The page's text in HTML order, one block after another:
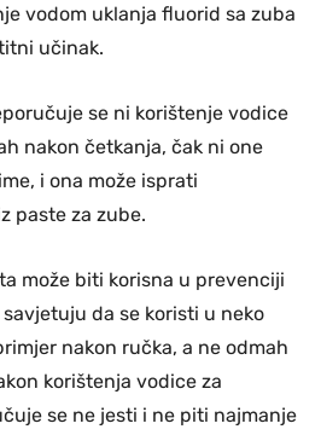
vodom uklanja fluorid sa zuba
učinak.
se ni korištenje vodice
nakon četkanja, čak ni one
i ona može isprati
paste za zube.
može biti korisna u prevenciji
da se koristi u neko
nakon ručka, a ne odmah
korištenja vodice za
se ne jesti i ne piti najmanje